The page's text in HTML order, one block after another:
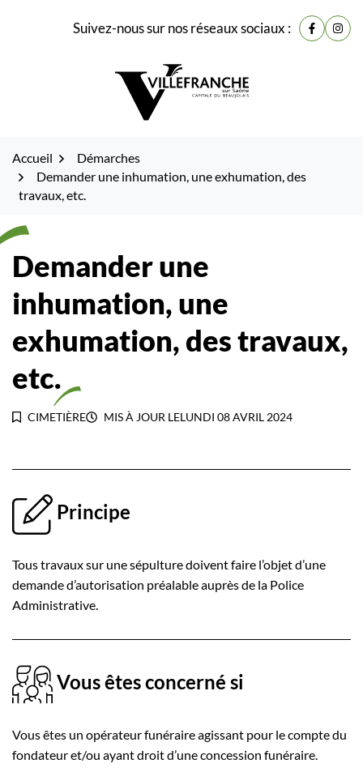
Suivez-nous sur nos réseaux sociaux : Lien vers
Lien
Accueil
Démarches
Demander une inhumation, une exhumation, des
travaux, etc.
Demander une
inhumation, une
exhumation, des travaux,
etc.
CIMETIÈRE MIS À JOUR LELUNDI 08 AVRIL 2024
Principe
Tous travaux sur une sépulture doivent faire l’objet d’une
demande d’autorisation préalable auprès de la Police
Administrative.
Vous êtes concerné si
Vous êtes un opérateur funéraire agissant pour le compte du
fondateur et/ou ayant droit d’une concession funéraire.